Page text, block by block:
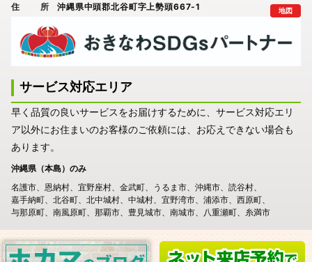
住所
沖縄県中頭郡北谷町字上勢頭667-1 地図
サービス対応エリア
早く品質の良いサービスをお届けするために、サービス対応エリ
ア以外にお住まいのお客様のご依頼には、お応えできない場合も
あります。
沖縄県（本島）のみ
名護市
恩納村 宜野座村 金武町 うるま市 沖縄市
読谷村
嘉手納町
北谷町 北中城村 中城村 宜野湾市 浦添市
西原町
与那原町
南風原町 那覇市 豊見城市 南城市 八重瀬町 糸満市